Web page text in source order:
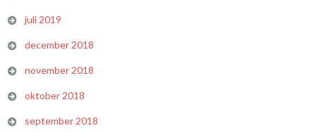
juli 2019
december 2018
november 2018
oktober 2018
september 2018